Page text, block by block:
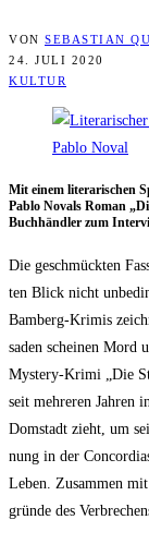
VON SEBASTIAN
24. JULI 2020
KULTUR
Mit einem lite­ra­ri­schen
Pablo Novals Roman
Buch­händ­ler zum
Die geschmück­ten
ten Blick nicht
Bam­berg-Kri­mis
sa­den schei­nen Mord
Mys­tery-Kri­mi „Die
seit meh­re­ren Jah­ren
Dom­stadt zieht, um
nung in der
Leben. Zusam­men
grün­de des